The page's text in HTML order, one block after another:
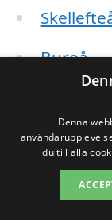
Bureå
Boliden
Jörns
Denna
du till alla